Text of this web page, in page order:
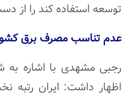
توسعه استفاده کند را از
عدم تناسب مصرف برق
رجبی مشهدی با اشاره
اظهار داشت: ایران